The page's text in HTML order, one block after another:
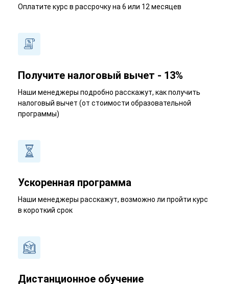
Оплатите курс в рассрочку на 6 или 12 месяцев
Получите налоговый вычет - 13%
Наши менеджеры подробно расскажут, как получить
налоговый вычет (от стоимости образовательной
программы)
Ускоренная программа
Наши менеджеры расскажут, возможно ли пройти курс
в короткий срок
Дистанционное обучение